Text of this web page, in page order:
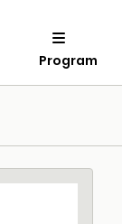
Program